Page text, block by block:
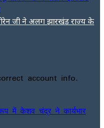
जी ने अलग झारखंड राज्य के
account info.